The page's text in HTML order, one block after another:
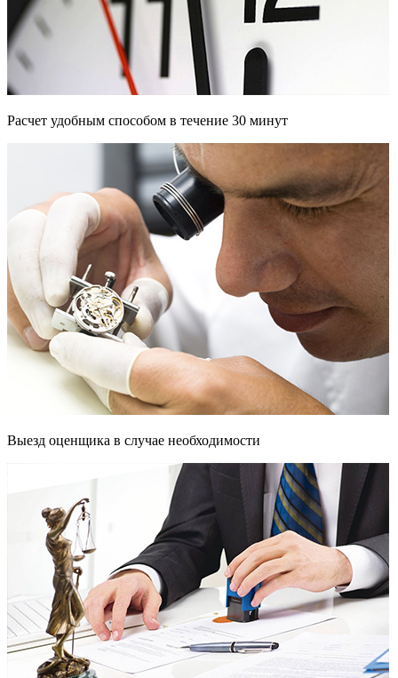
Расчет удобным способом в течение 30 минут
Выезд оценщика в случае необходимости